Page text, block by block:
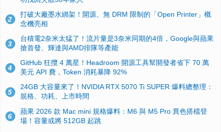
2
打破大廠墨水綁架！開源、無 DRM 限制的「Open Printer」概
念機亮相
3
台積電2奈米太猛了！流片量是3奈米同期的4倍，Google與蘋果
搶首發、輝達與AMD排隊等產能
4
GitHub 狂攬 4 萬星！Headroom 開源工具幫開發者省下 70 萬
美元 API 費，Token 消耗暴降 92%
5
24GB 大容量來了！NVIDIA RTX 5070 Ti SUPER 爆料總整理：
規格、功耗、上市時間
6
蘋果 2026 款 Mac mini 規格爆料：M6 與 M5 Pro 異色搭檔登
場！容量或將 512GB 起跳